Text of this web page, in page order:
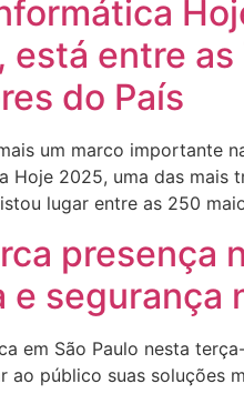
está entre as
do País
um marco importante
Hoje 2025, uma das mais
lugar entre as 250
presença
e segurança
em São Paulo nesta
ao público suas soluções